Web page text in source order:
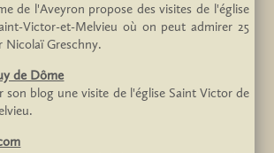
de l'Aveyron propose des visites de l'église
Victor-et-Melvieu où on peut admirer 25
Nicolaï Greschny.
de Dôme
son blog une visite de l'église Saint Victor de